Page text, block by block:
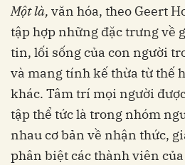
Một là, văn hóa, theo Geert
tập hợp những đặc trưng về
tin, lối sống của con người
và mang tính kế thừa từ thế
khác. Tâm trí mọi người
tập thể tức là trong nhóm
nhau cơ bản về nhận thức,
phân biệt các thành viên